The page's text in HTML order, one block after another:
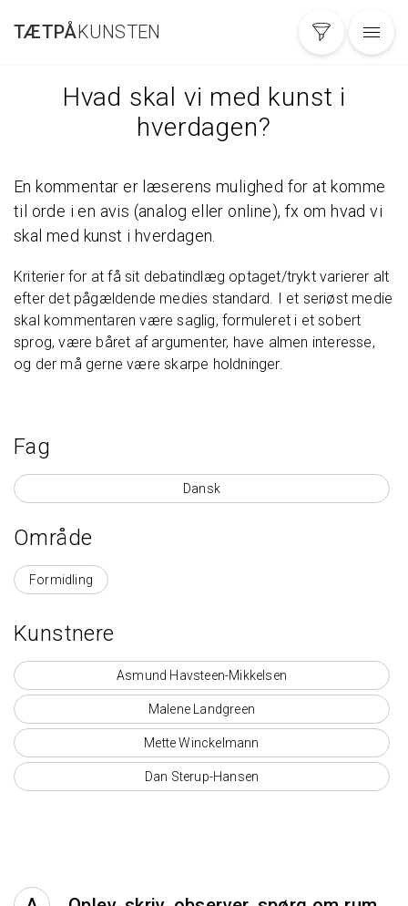
TÆTPÅKUNSTEN
Hvad skal vi med kunst i
hverdagen?
En kommentar er læserens mulighed for at komme
til orde i en avis (analog eller online), fx om hvad vi
skal med kunst i hverdagen.
Kriterier for at få sit debatindlæg optaget/trykt varierer alt
efter det pågældende medies standard. I et seriøst medie
skal kommentaren være saglig, formuleret i et sobert
sprog, være båret af argumenter, have almen interesse,
og der må gerne være skarpe holdninger.
Fag
Dansk
Område
Område
Formidling
Kunstnere
Asmund Havsteen-Mikkelsen
Malene Landgreen
Mette Winckelmann
Dan Sterup-Hansen